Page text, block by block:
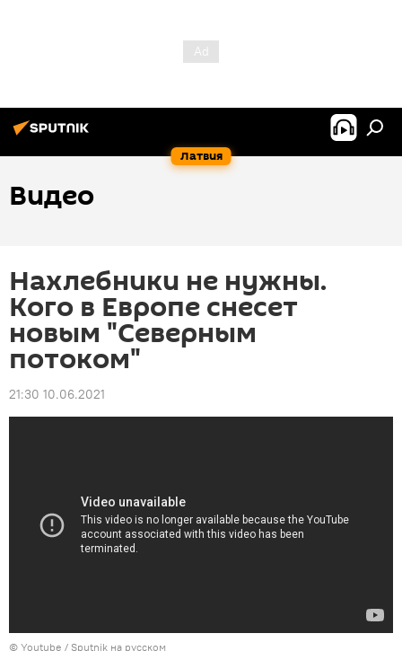
Латвия
Видео
Нахлебники не нужны.
Кого в Европе снесет
новым "Северным
потоком"
21:30 10.06.2021
© Youtube / Sputnik на русском